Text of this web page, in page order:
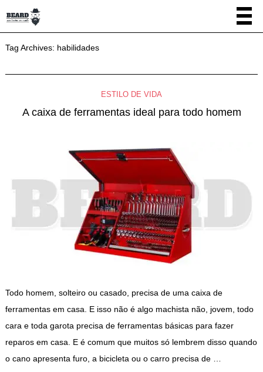
Tag Archives: habilidades
ESTILO DE VIDA
A caixa de ferramentas ideal para todo homem
Todo homem, solteiro ou casado, precisa de uma caixa de
ferramentas em casa. E isso não é algo machista não, jovem, todo
cara e toda garota precisa de ferramentas básicas para fazer
reparos em casa. E é comum que muitos só lembrem disso quando
o cano apresenta furo, a bicicleta ou o carro precisa de …